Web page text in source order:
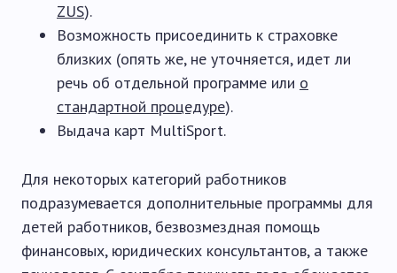
ZUS).
Возможность присоединить к страховке
близких (опять же, не уточняется, идет ли
речь об отдельной программе или о
стандартной процедуре).
Выдача карт MultiSport.
Для некоторых категорий работников
подразумевается дополнительные программы для
детей работников, безвозмездная помощь
финансовых, юридических консультантов, а также